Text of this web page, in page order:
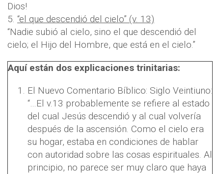
Dios!
5. “el que descendió del cielo” (v. 13)
“Nadie subió al cielo, sino el que descendió del
cielo; el Hijo del Hombre, que está en el cielo.”
Aquí están dos explicaciones trinitarias:
El Nuevo Comentario Bíblico: Siglo Veintiuno:
“…El v.13 probablemente se refiere al estado
del cual Jesús descendió y al cual volvería
después de la ascensión. Como el cielo era
su hogar, estaba en condiciones de hablar
con autoridad sobre las cosas espirituales. Al
principio, no parece ser muy claro que haya